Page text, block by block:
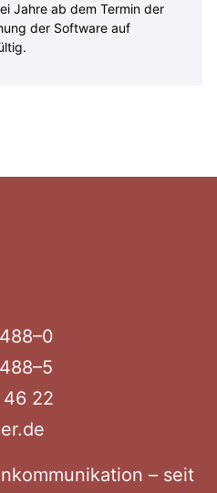
Jahre ab dem Termin der
der Software auf
22
– seit